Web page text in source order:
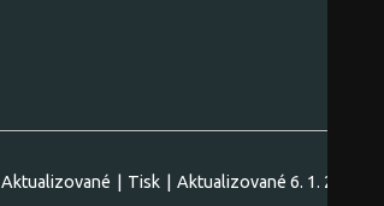
Aktualizované Tisk Aktualizované 6. 1. 2026